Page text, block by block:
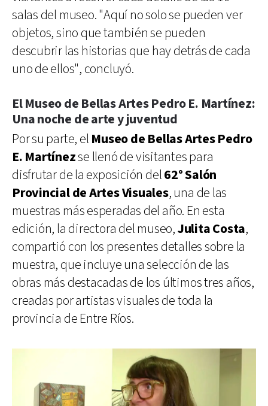
salas del museo. "Aquí no solo se pueden ver
objetos, sino que también se pueden
descubrir las historias que hay detrás de cada
uno de ellos", concluyó.
El Museo de Bellas Artes Pedro E. Martínez:
Una noche de arte y juventud
Por su parte, el Museo de Bellas Artes Pedro
E. Martínezse llenó de visitantes para
disfrutar de la exposición del62° Salón
Provincial de Artes Visuales, una de las
muestras más esperadas del año. En esta
edición, la directora del museo,Julita Costa,
compartió con los presentes detalles sobre la
muestra, que incluye una selección de las
obras más destacadas de los últimos tres años,
creadas por artistas visuales de toda la
provincia de Entre Ríos.